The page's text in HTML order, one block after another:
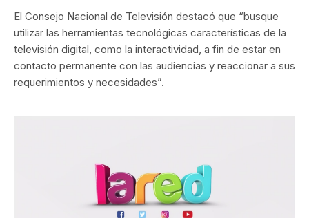
El Consejo Nacional de Televisión destacó que “busque
utilizar las herramientas tecnológicas características de la
televisión digital, como la interactividad, a fin de estar en
contacto permanente con las audiencias y reaccionar a sus
requerimientos y necesidades”.